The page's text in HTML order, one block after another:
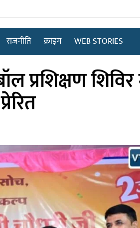
राजनीति क्राइम WEB STORIES
प्रशिक्षण